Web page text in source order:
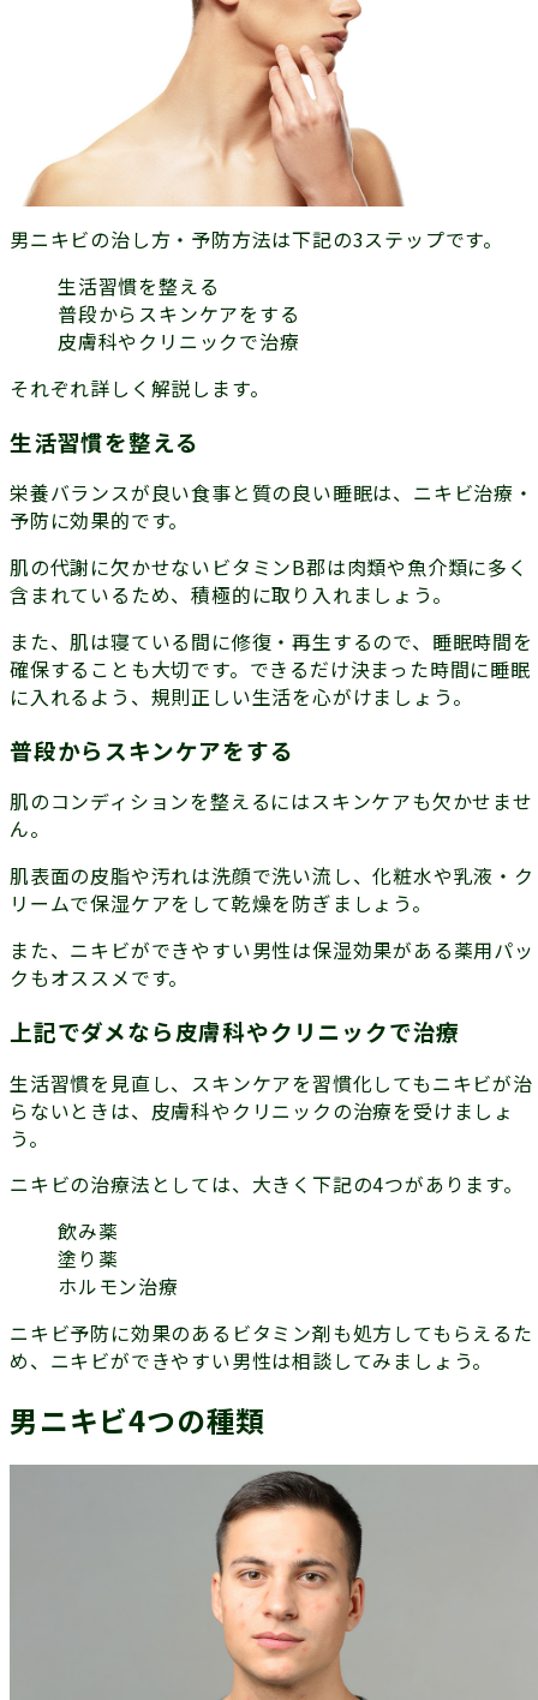
男ニキビの治し方・予防方法は下記の3ステップです。
生活習慣を整える
普段からスキンケアをする
皮膚科やクリニックで治療
それぞれ詳しく解説します。
生活習慣を整える
栄養バランスが良い食事と質の良い睡眠は、ニキビ治療・
予防に効果的です。
肌の代謝に欠かせない ビタミンB郡は肉類や魚介類に多く
含まれているため、積極的に取り入れましょう。
また、肌は寝ている間に修復・再生するので、 睡眠時間を
確保することも大切です。できるだけ決まった時間に睡眠
に入れるよう、規則正しい生活を心がけましょう。
普段からスキンケアをする
肌のコンディションを整えるにはスキンケアも欠かせませ
ん。
肌表面の皮脂や汚れは洗顔で洗い流し、化粧水や乳液・ク
リームで保湿ケアをして乾燥を防ぎましょう。
また、ニキビができやすい男性は保湿効果がある薬用パッ
クもオススメです。
上記でダメなら皮膚科やクリニックで治療
生活習慣を見直し、スキンケアを習慣化してもニキビが治
らないときは、皮膚科やクリニックの治療を受けましょ
う。
ニキビの治療法としては、大きく下記の4つがあります。
飲み薬
塗り薬
ホルモン治療
ニキビ予防に効果のあるビタミン剤も処方してもらえるた
め、ニキビができやすい男性は相談してみましょう。
男ニキビ4つの種類